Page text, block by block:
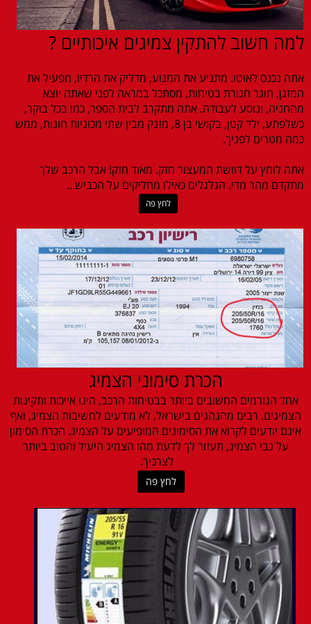
למה חשוב להתקין צמיגים איכותיים ?
אתה נכנס לאוטו. מתניע את המנוע, מדליק את הרדיו, מפעיל את
המזגן, חוגר חגורת בטיחות, מסתכל במראה לפני שאתה יוצא
מהחניה, ונוסע לעבודה. אתה מתקרב לבית הספר, כמו בכל בוקר,
כשלפתע, ילד קטן, בקושי בן 8, מזנק מבין שתי מכוניות חונות, ממש
כמה מטרים לפניך.
אתה לוחץ על דוושת המעצור חזק. מאוד חזק! אבל הרכב שלך
מתקדם מהר מדי. הגלגלים כאילו מחליקים על הכביש...
לחץ פה
הכרת סימוני הצמיג
אחד הגורמים החשובים ביותר בבטיחות הרכב, הינו אייכות ותקינות
הצמיגים. רבים מהנהגים בישראל, לא מודעים לחשיבות הצמיג, ואף
אינם יודעים לקרוא את הסימונים המופיעים על הצמיג. הכרת הסימון
על גבי הצמיג, תעזור לך לדעת מהו הצמיג היעיל והטוב ביותר
לצרכיך.
לחץ פה